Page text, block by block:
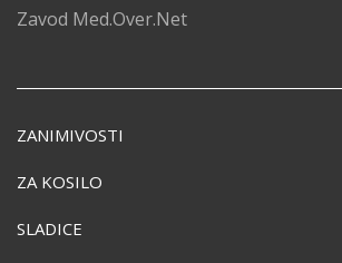
Zavod Med.Over.Net
ZANIMIVOSTI
ZA KOSILO
SLADICE